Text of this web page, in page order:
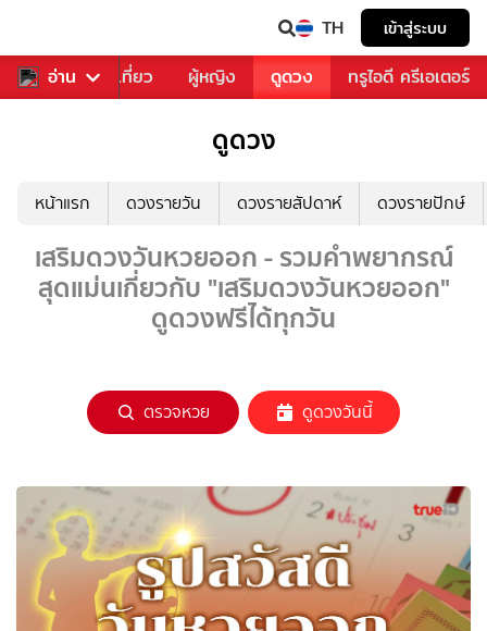
TH เข้าสู่ระบบ
อ่าน
อาหาร ท่องเที่ยว ผู้หญิง ดูดวง ทรูไอดี ครีเอเตอร์
ดูดวง
หน้าแรก ดวงรายวัน ดวงรายสัปดาห์ ดวงรายปักษ์
เสริมดวงวันหวยออก - รวมคำพยากรณ์
สุดแม่นเกี่ยวกับ "เสริมดวงวันหวยออก"
ดูดวงฟรีได้ทุกวัน
ตรวจหวย ดูดวงวันนี้